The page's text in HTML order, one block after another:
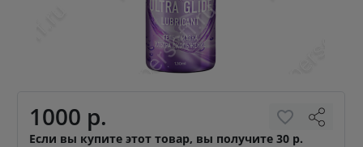
1000 р.
Если вы купите этот товар, вы получите 30 р.